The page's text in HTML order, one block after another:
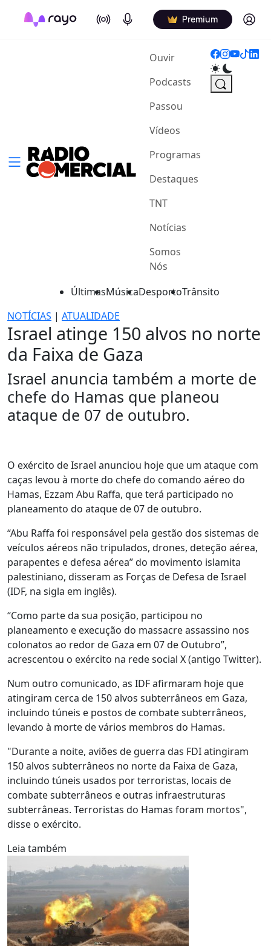
On Air Podcasts Premium Log in
Ouvir(current)
Podcasts
Passou
Vídeos
Programas
Destaques
TNT
Notícias
Somos
Nós
ÚltimasMúsicaDesportoTrânsito
NOTÍCIAS | ATUALIDADE
Israel atinge 150 alvos no norte
da Faixa de Gaza
Israel anuncia também a morte de
chefe do Hamas que planeou
ataque de 07 de outubro.
O exército de Israel anunciou hoje que um ataque com
caças levou à morte do chefe do comando aéreo do
Hamas, Ezzam Abu Raffa, que terá participado no
planeamento do ataque de 07 de outubro.
“Abu Raffa foi responsável pela gestão dos sistemas de
veículos aéreos não tripulados, drones, deteção aérea,
parapentes e defesa aérea” do movimento islamita
palestiniano, disseram as Forças de Defesa de Israel
(IDF, na sigla em inglês).
“Como parte da sua posição, participou no
planeamento e execução do massacre assassino nos
colonatos ao redor de Gaza em 07 de Outubro”,
acrescentou o exército na rede social X (antigo Twitter).
Num outro comunicado, as IDF afirmaram hoje que
atingiram cerca de 150 alvos subterrâneos em Gaza,
incluindo túneis e postos de combate subterrâneos,
levando à morte de vários membros do Hamas.
"Durante a noite, aviões de guerra das FDI atingiram
150 alvos subterrâneos no norte da Faixa de Gaza,
incluindo túneis usados por terroristas, locais de
combate subterrâneos e outras infraestruturas
subterrâneas. Terroristas do Hamas foram mortos",
disse o exército.
Leia também